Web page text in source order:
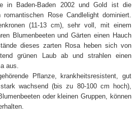
in Baden-Baden 2002 und Gold ist die
Rose Candlelight dominiert.
(11-13 cm), sehr voll, mit einem
Blumenbeeten und Gärten einen Hauch
dieses zarten Rosa heben sich von
grünen Laub ab und strahlen einen
aus.
Pflanze, krankheitsresistent, gut
wachsend (bis zu 80-100 cm hoch),
oder kleinen Gruppen, können